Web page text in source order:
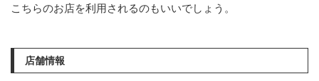
こちらのお店を利用されるのもいいでしょう。
店舗情報